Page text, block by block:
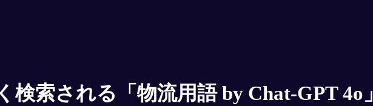
検索される「物流用語 by Chat-GPT 4o」